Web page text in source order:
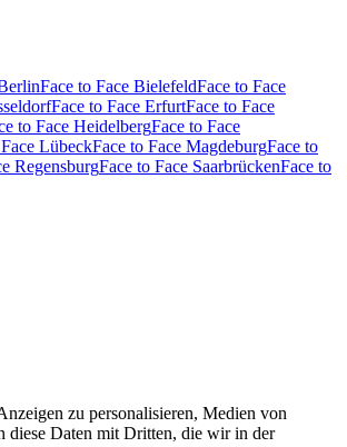
Face to Face BielefeldFace to Face
Face to Face ErfurtFace to Face
to Face HeidelbergFace to Face
LübeckFace to Face MagdeburgFace to
RegensburgFace to Face SaarbrückenFace to
zu personalisieren, Medien von
diese Daten mit Dritten, die wir in der